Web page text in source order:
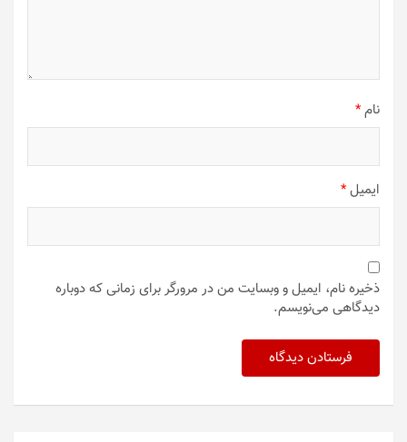
نام*
ایمیل*
ذخیره نام، ایمیل و وبسایت من در مرورگر برای زمانی که دوباره
دیدگاهی می‌نویسم.